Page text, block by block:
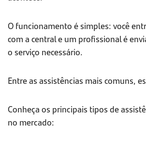
O funcionamento é simples: você
com a central e um profissional é
o serviço necessário.
Entre as assistências mais comuns,
Conheça os principais tipos de
no mercado: